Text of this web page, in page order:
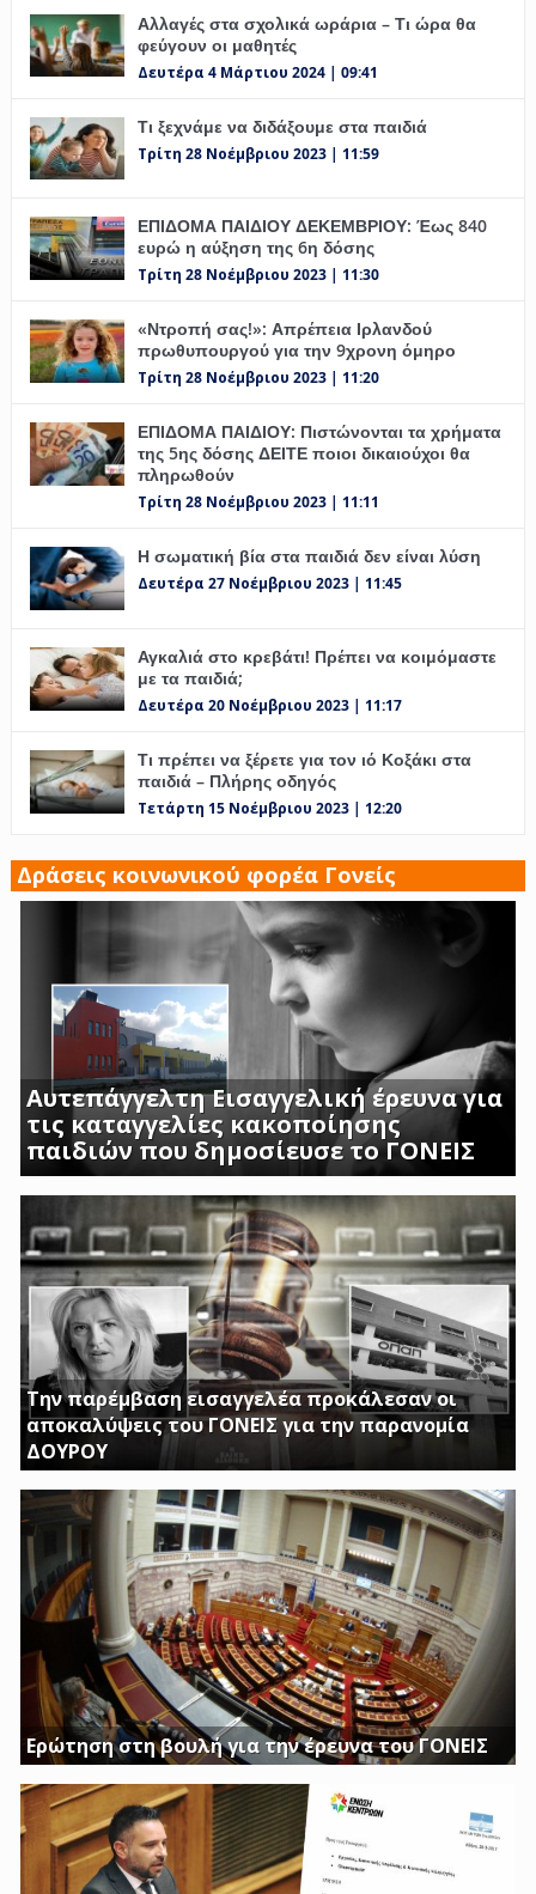
Αλλαγές στα σχολικά ωράρια – Τι ώρα θα
φεύγουν οι μαθητές
Δευτέρα 4 Μάρτιου 2024 | 09:41
Τι ξεχνάμε να διδάξουμε στα παιδιά
Τρίτη 28 Νοέμβριου 2023 | 11:59
ΕΠΙΔΟΜΑ ΠΑΙΔΙΟΥ ΔΕΚΕΜΒΡΙΟΥ: Έως 840
ευρώ η αύξηση της 6η δόσης
Τρίτη 28 Νοέμβριου 2023 | 11:30
«Ντροπή σας!»: Απρέπεια Ιρλανδού
πρωθυπουργού για την 9χρονη όμηρο
Τρίτη 28 Νοέμβριου 2023 | 11:20
ΕΠΙΔΟΜΑ ΠΑΙΔΙΟΥ: Πιστώνονται τα χρήματα
της 5ης δόσης ΔΕΙΤΕ ποιοι δικαιούχοι θα
πληρωθούν
Τρίτη 28 Νοέμβριου 2023 | 11:11
Η σωματική βία στα παιδιά δεν είναι λύση
Δευτέρα 27 Νοέμβριου 2023 | 11:45
Αγκαλιά στο κρεβάτι! Πρέπει να κοιμόμαστε
με τα παιδιά;
Δευτέρα 20 Νοέμβριου 2023 | 11:17
Τι πρέπει να ξέρετε για τον ιό Κοξάκι στα
παιδιά – Πλήρης οδηγός
Τετάρτη 15 Νοέμβριου 2023 | 12:20
Δράσεις κοινωνικού φορέα Γονείς
Αυτεπάγγελτη Εισαγγελική έρευνα για
τις καταγγελίες κακοποίησης
παιδιών που δημοσίευσε το ΓΟΝΕΙΣ
ΣΟΚΑΡΟΥΝ ΟΙ ΜΑΡΤΥΡΙΕΣ ΓΟΝΕΩΝ ΚΑΙ
ΠΡΟΣΩΠΙΚΟΥ ΤΟΥ Β ΒΡΕΦΙΚΟΥ ΣΤΑΘΜΟΥ
ΑΣΠΡΟΠΥΡΓΟΥ
Την παρέμβαση εισαγγελέα προκάλεσαν οι
αποκαλύψεις του ΓΟΝΕΙΣ για την παρανομία
ΔΟΥΡΟΥ
ΤΗΝ ΩΡΑ ΠΟΥ ΚΤΙΡΙΑ ΤΟΥ ΔΗΜΟΣΙΟΥ ΠΑΡΑΜΕΝΟΥΝ ΚΛΕΙΣΤΑ
Η ΔΟΥΡΟΥ ΔΙΝΕΙ 20 ΕΚΚΑΤΟΜΥΡΙΑ ΓΙΑ ΑΓΟΡΑ
Ερώτηση στη βουλή για την έρευνα του ΓΟΝΕΙΣ
Διασφαλίστε το δημόσιο συμφέρον με πλήρη διαφάνεια